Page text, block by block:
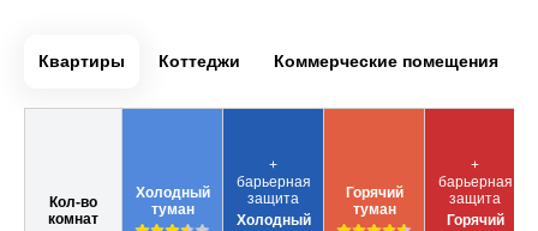
Квартиры Коттеджи Коммерческие помещения
Кол-во
комнат
Холодный
туман
+
барьерная
защита
Холодный
Горячий
туман
+
барьерная
защита
Горячий